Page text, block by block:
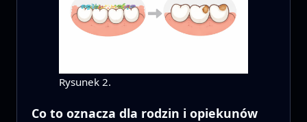
Rysunek 2.
Co to oznacza dla rodzin i opiekunów